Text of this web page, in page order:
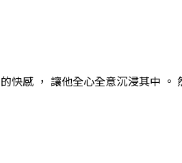
感 ， 讓他全心全意沉浸其中 。